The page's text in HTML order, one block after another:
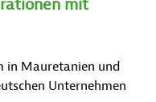
mit
in Mauretanien und
Unternehmen